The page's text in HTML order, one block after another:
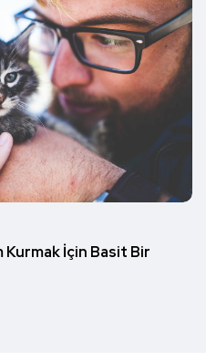
İçin Basit Bir